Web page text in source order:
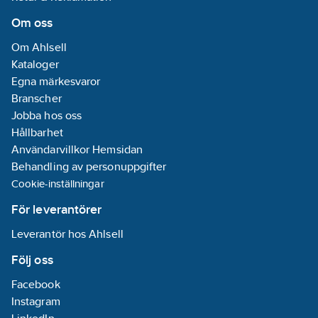
Lev. artikelnr: 6118065
Materialklass
Om oss
Om Ahlsell
Kataloger
Egna märkesvaror
Branscher
Jobba hos oss
Hållbarhet
Användarvillkor Hemsidan
Behandling av personuppgifter
Cookie-inställningar
För leverantörer
Leverantör hos Ahlsell
Följ oss
Facebook
Instagram